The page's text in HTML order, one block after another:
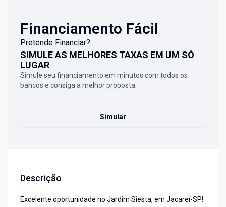
Financiamento Fácil
Pretende Financiar?
SIMULE AS MELHORES TAXAS EM UM SÓ
LUGAR
Simule seu financiamento em minutos com todos os
bancos e consiga a melhor proposta.
Simular
Descrição
Excelente oportunidade no Jardim Siesta, em Jacareí-SP!